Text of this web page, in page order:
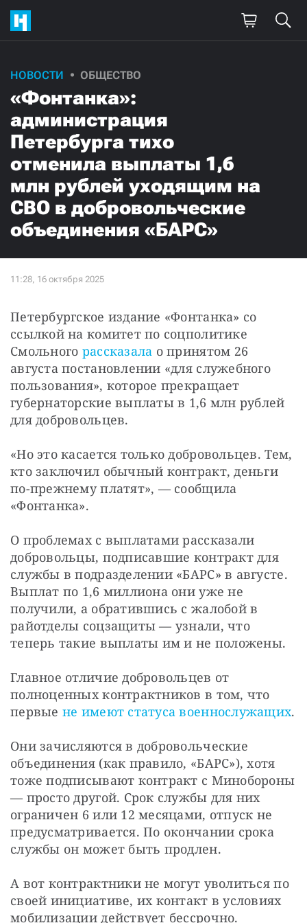
НОВОСТИ ОБЩЕСТВО
«Фонтанка»:
администрация
Петербурга тихо
отменила выплаты 1,6
млн рублей уходящим на
СВО в добровольческие
объединения «БАРС»
Петербургское издание «Фонтанка» со
ссылкой на комитет по соцполитике
Смольного рассказала о принятом 26
августа постановлении «для служебного
пользования», которое прекращает
губернаторские выплаты в 1,6 млн рублей
для добровольцев.
«Но это касается только добровольцев. Тем,
кто заключил обычный контракт, деньги
по-прежнему платят», — сообщила
«Фонтанка».
О проблемах с выплатами рассказали
добровольцы, подписавшие контракт для
службы в подразделении «БАРС» в августе.
Выплат по 1,6 миллиона они уже не
получили, а обратившись с жалобой в
райотделы соцзащиты — узнали, что
теперь такие выплаты им и не положены.
Главное отличие добровольцев от
полноценных контрактников в том, что
первые не имеют статуса военнослужащих.
Они зачисляются в добровольческие
объединения (как правило, «БАРС»), хотя
тоже подписывают контракт с Минобороны
— просто другой. Срок службы для них
ограничен 6 или 12 месяцами, отпуск не
предусматривается. По окончании срока
службы он может быть продлен.
А вот контрактники не могут уволиться по
своей инициативе, их контакт в условиях
мобилизации действует бессрочно.